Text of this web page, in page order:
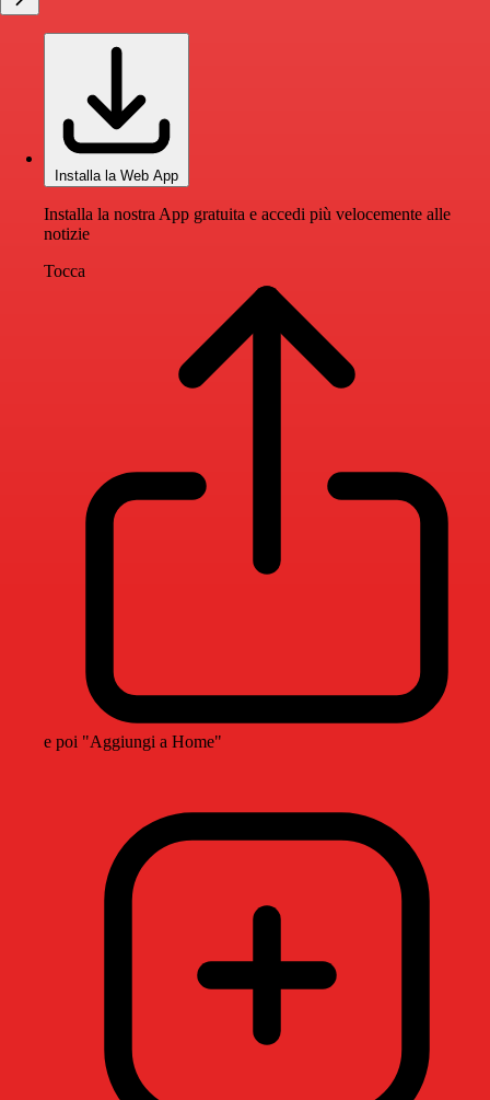
Installa la Web App
Installa la nostra App gratuita e accedi più velocemente alle
notizie
Tocca
e poi "Aggiungi a Home"